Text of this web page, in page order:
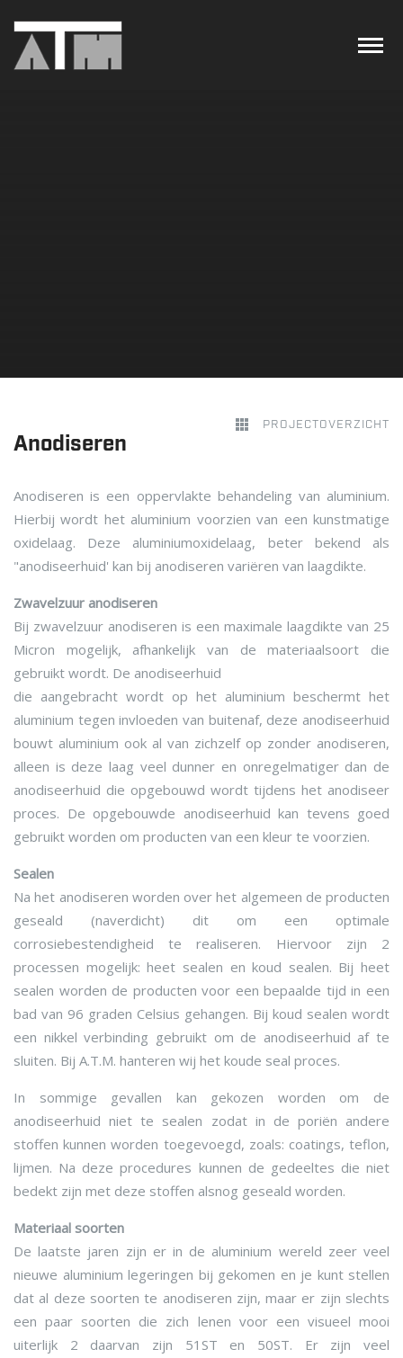
PROJECTOVERZICHT
Anodiseren
Anodiseren is een oppervlakte behandeling van aluminium.
Hierbij wordt het aluminium voorzien van een kunstmatige
oxidelaag. Deze aluminiumoxidelaag, beter bekend als
"anodiseerhuid' kan bij anodiseren variëren van laagdikte.
Zwavelzuur anodiseren
Bij zwavelzuur anodiseren is een maximale laagdikte van 25
Micron mogelijk, afhankelijk van de materiaalsoort die
gebruikt wordt. De anodiseerhuid
die aangebracht wordt op het aluminium beschermt het
aluminium tegen invloeden van buitenaf, deze anodiseerhuid
bouwt aluminium ook al van zichzelf op zonder anodiseren,
alleen is deze laag veel dunner en onregelmatiger dan de
anodiseerhuid die opgebouwd wordt tijdens het anodiseer
proces. De opgebouwde anodiseerhuid kan tevens goed
gebruikt worden om producten van een kleur te voorzien.
Sealen
Na het anodiseren worden over het algemeen de producten
geseald (naverdicht) dit om een optimale
corrosiebestendigheid te realiseren. Hiervoor zijn 2
processen mogelijk: heet sealen en koud sealen. Bij heet
sealen worden de producten voor een bepaalde tijd in een
bad van 96 graden Celsius gehangen. Bij koud sealen wordt
een nikkel verbinding gebruikt om de anodiseerhuid af te
sluiten. Bij A.T.M. hanteren wij het koude seal proces.
In sommige gevallen kan gekozen worden om de
anodiseerhuid niet te sealen zodat in de poriën andere
stoffen kunnen worden toegevoegd, zoals: coatings, teflon,
lijmen. Na deze procedures kunnen de gedeeltes die niet
bedekt zijn met deze stoffen alsnog geseald worden.
Materiaal soorten
De laatste jaren zijn er in de aluminium wereld zeer veel
nieuwe aluminium legeringen bij gekomen en je kunt stellen
dat al deze soorten te anodiseren zijn, maar er zijn slechts
een paar soorten die zich lenen voor een visueel mooi
uiterlijk 2 daarvan zijn 51ST en 50ST. Er zijn veel